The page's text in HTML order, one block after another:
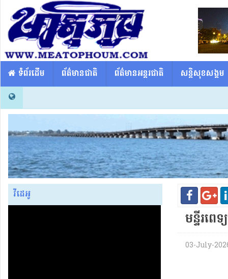
​​ ទំព័រដើម ព័ត៌មានជាតិ ព័ត៌មានអន្តរជាតិ សន្តិសុខសង្គម
វីដេអូ
មន្ទីរពេ
03-July-